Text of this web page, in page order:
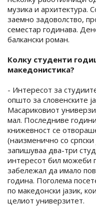
музика и архитектура.
заемно задоволство,
семестар годинава.
балкански роман.
Колку студенти
македонистика?
- Интересот за
општо за словенските
Масариковиот
мал. Последниве
книжевност се
(наизменично со
запишуваа два-три
интересот бил можеби
забележал да имало
година. Поголема
по македонски јазик,
целиот универзитет.